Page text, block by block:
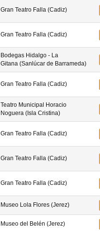
Gran Teatro Falla (Cadiz)
Gran Teatro Falla (Cadiz)
Bodegas Hidalgo - La
Gitana (Sanlúcar de Barrameda)
Gran Teatro Falla (Cadiz)
Teatro Municipal Horacio
Noguera (Isla Cristina)
Gran Teatro Falla (Cadiz)
Gran Teatro Falla (Cadiz)
Gran Teatro Falla (Cadiz)
Museo Lola Flores (Jerez)
Museo del Belén (Jerez)